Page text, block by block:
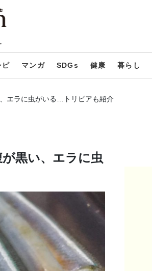
ピ マンガ SDGs 健康 暮らし
エラに虫がいる…トリビアも紹介
黒い、エラに虫